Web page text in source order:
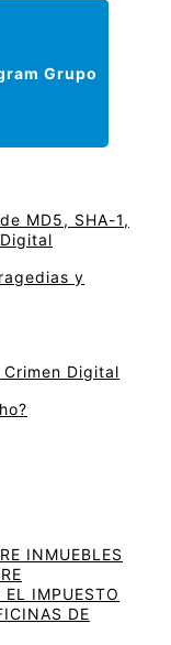
Grupo
MD5, SHA-1,
y
Digital
INMUEBLES
IMPUESTO
DE